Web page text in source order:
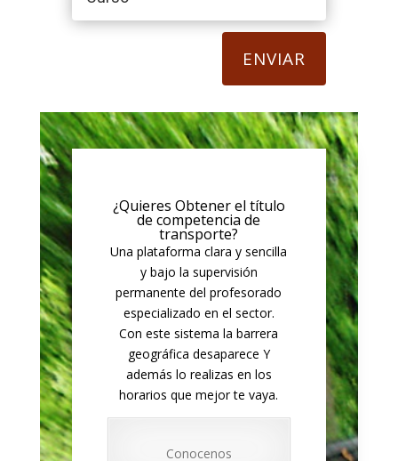
ENVIAR
¿Quieres Obtener el título
de competencia de
transporte?
Una plataforma clara y sencilla
y bajo la supervisión
permanente del profesorado
especializado en el sector.
Con este sistema la barrera
geográfica desaparece Y
además lo realizas en los
horarios que mejor te vaya.
Conocenos